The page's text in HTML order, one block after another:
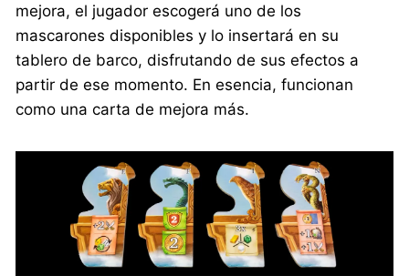
mejora, el jugador escogerá uno de los
mascarones disponibles y lo insertará en su
tablero de barco, disfrutando de sus efectos a
partir de ese momento. En esencia, funcionan
como una carta de mejora más.